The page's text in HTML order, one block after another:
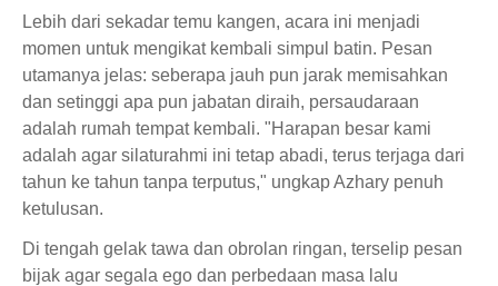
Lebih dari sekadar temu kangen, acara ini menjadi
momen untuk mengikat kembali simpul batin. Pesan
utamanya jelas: seberapa jauh pun jarak memisahkan
dan setinggi apa pun jabatan diraih, persaudaraan
adalah rumah tempat kembali. "Harapan besar kami
adalah agar silaturahmi ini tetap abadi, terus terjaga dari
tahun ke tahun tanpa terputus," ungkap Azhary penuh
ketulusan.
Di tengah gelak tawa dan obrolan ringan, terselip pesan
bijak agar segala ego dan perbedaan masa lalu